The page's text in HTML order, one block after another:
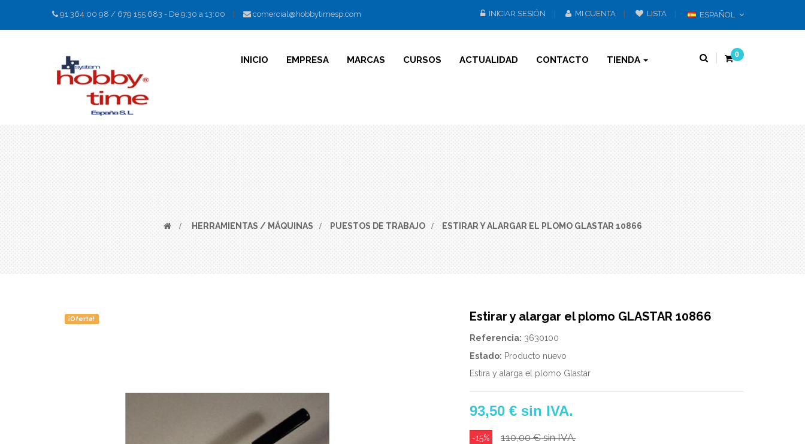
ESPAÑOL
INICIAR SESIÓN MI CUENTA LISTA
91 364 00 98 / 679 155 683 - De 9:30 a 13:00 comercial@hobbytimesp.com
INICIO EMPRESA MARCAS CURSOS ACTUALIDAD CONTACTO TIENDA 0
> HERRAMIENTAS / MÁQUINAS > PUESTOS DE TRABAJO > ESTIRAR Y ALARGAR EL PLOMO GLASTAR 10866
¡Oferta! Estirar y alargar el plomo GLASTAR 10866
Referencia: 3630100
Estado: Producto nuevo
Estira y alarga el plomo Glastar
93,50 € sin IVA.
-15% 110,00 €sin IVA.